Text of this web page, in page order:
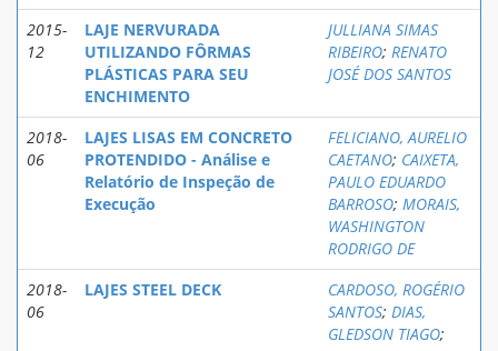
2015-
12
LAJE NERVURADA
UTILIZANDO FÔRMAS
PLÁSTICAS PARA SEU
ENCHIMENTO
JULLIANA SIMAS
RIBEIRO; RENATO
JOSÉ DOS SANTOS
2018-
06
LAJES LISAS EM CONCRETO
PROTENDIDO - Análise e
Relatório de Inspeção de
Execução
FELICIANO, AURELIO
CAETANO; CAIXETA,
PAULO EDUARDO
BARROSO; MORAIS,
WASHINGTON
RODRIGO DE
2018-
06
LAJES STEEL DECK
CARDOSO, ROGÉRIO
SANTOS; DIAS,
GLEDSON TIAGO;